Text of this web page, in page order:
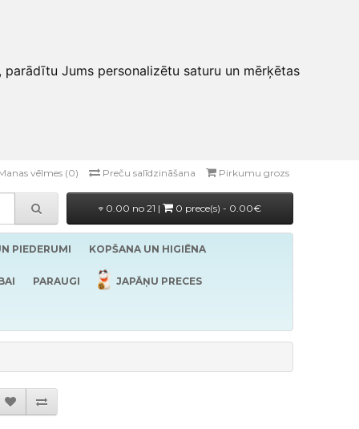
Jums personalizētu saturu un mērķētas
vēlmes (0) Preču salīdzināšana Pirkumu grozs
0.00 no 21 | 0 prece(s) - 0.00€
PIEDERUMI KOPŠANA UN HIGIĒNA
PARAUGI JAPĀŅU PRECES